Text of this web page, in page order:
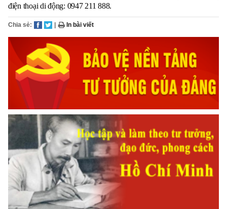
điện thoại di động: 0947 211 888.
Chia sẻ: In bài viết